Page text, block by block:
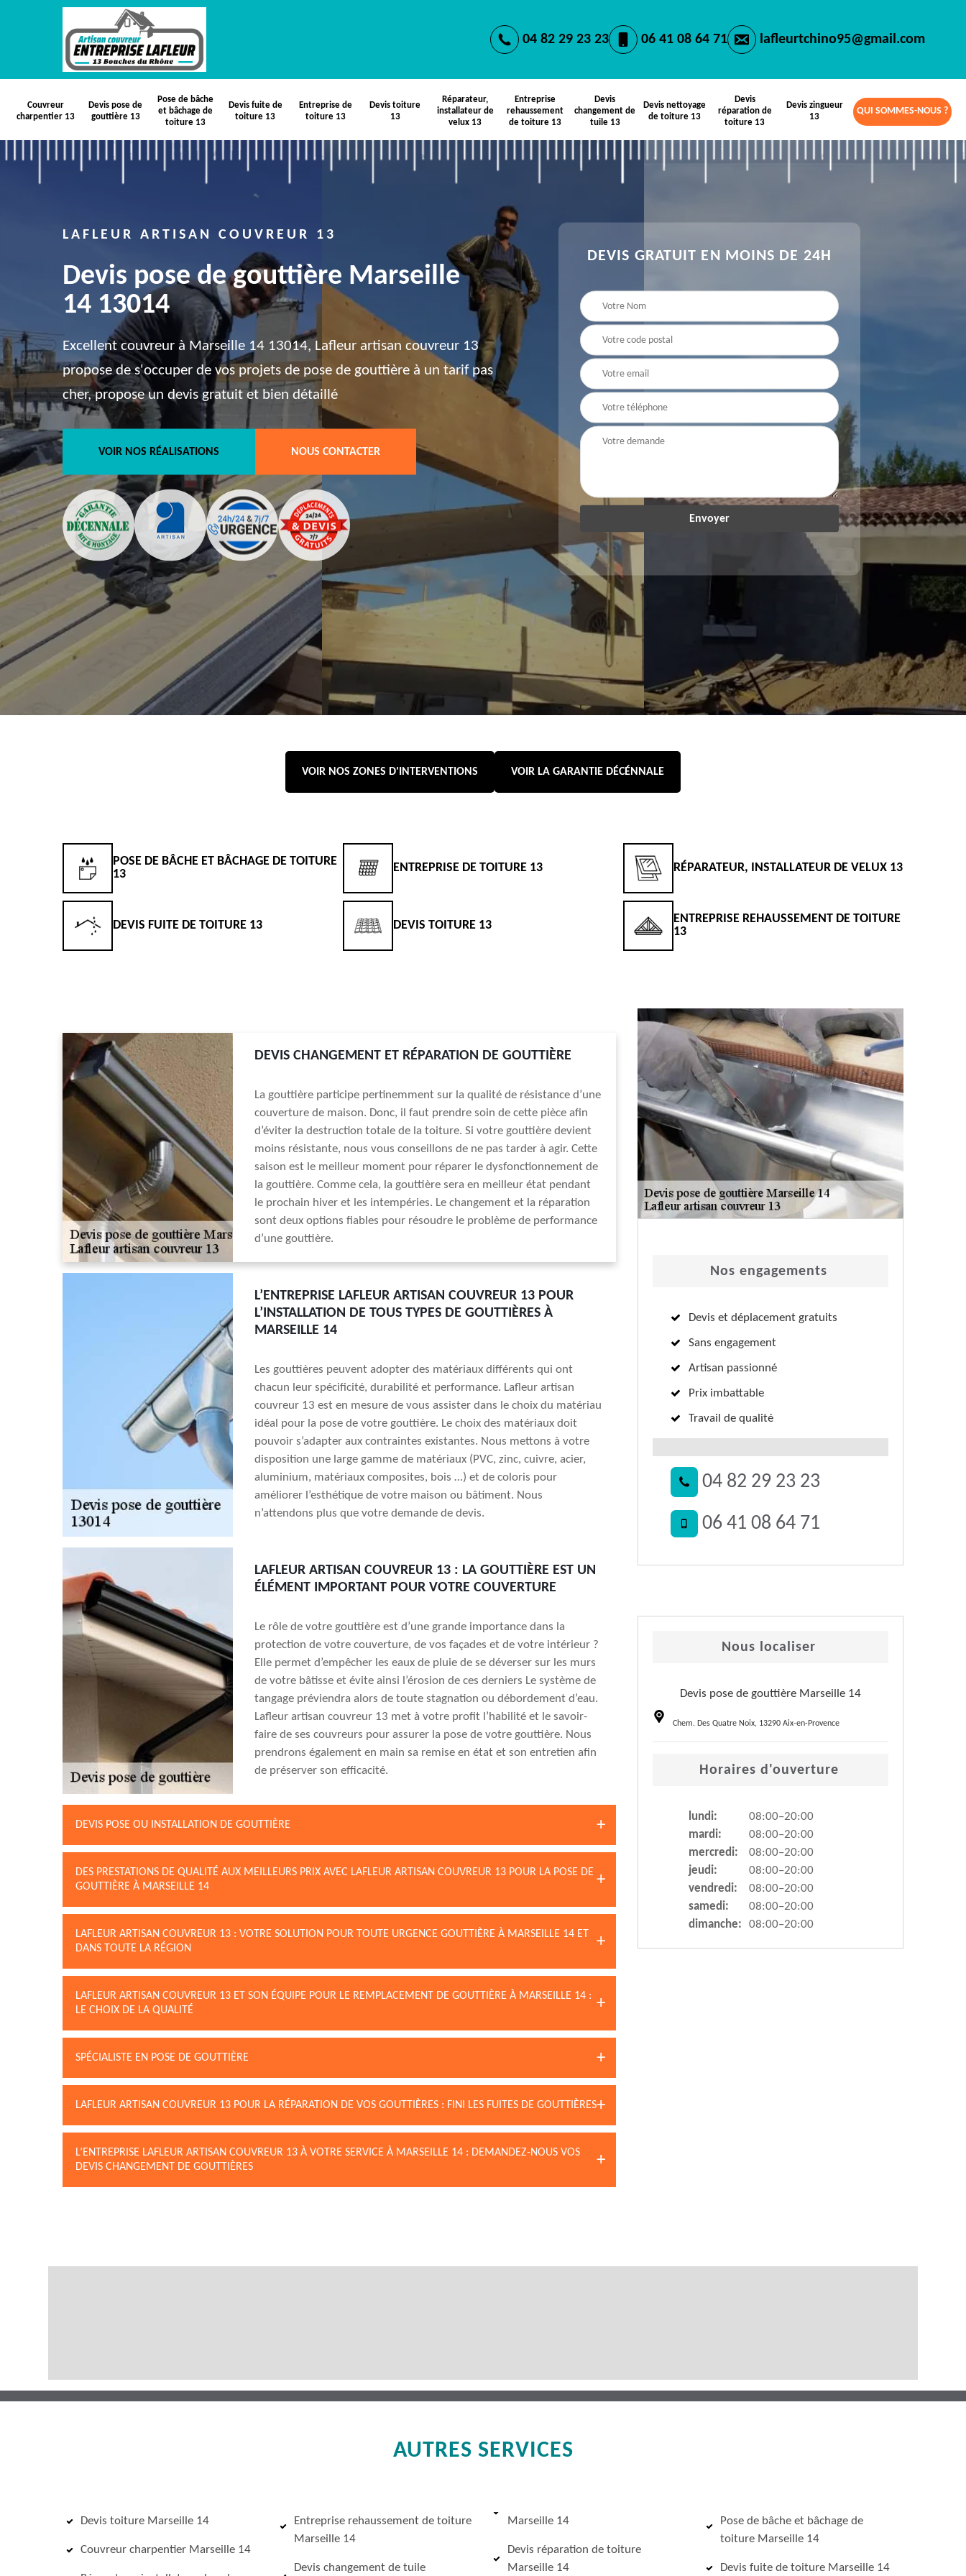
04 82 29 23 23 06 41 08 64 71 lafleurtchino95@gmail.com
Couvreur
charpentier 13
Devis pose de
gouttière 13
Pose de bâche
et bâchage de
toiture 13
Devis fuite de
toiture 13
Entreprise de
toiture 13
Devis toiture
13
Réparateur,
installateur de
velux 13
Entreprise
rehaussement
de toiture 13
Devis
changement de
tuile 13
Devis nettoyage
de toiture 13
Devis
réparation de
toiture 13
Devis zingueur
13
QUI SOMMES-NOUS ?
LAFLEUR ARTISAN COUVREUR 13
Devis pose de gouttière Marseille
14 13014
Excellent couvreur à Marseille 14 13014, Lafleur artisan couvreur 13
propose de s'occuper de vos projets de pose de gouttière à un tarif pas
cher, propose un devis gratuit et bien détaillé
VOIR NOS RÉALISATIONS NOUS CONTACTER
DEVIS GRATUIT EN MOINS DE 24H
VOIR NOS ZONES D'INTERVENTIONS VOIR LA GARANTIE DÉCÉNNALE
POSE DE BÂCHE ET BÂCHAGE DE TOITURE
13
DEVIS FUITE DE TOITURE 13
ENTREPRISE DE TOITURE 13
DEVIS TOITURE 13
RÉPARATEUR, INSTALLATEUR DE VELUX 13
ENTREPRISE REHAUSSEMENT DE TOITURE
13
DEVIS CHANGEMENT ET RÉPARATION DE GOUTTIÈRE
La gouttière participe pertinemment sur la qualité de résistance d’une
couverture de maison. Donc, il faut prendre soin de cette pièce afin
d’éviter la destruction totale de la toiture. Si votre gouttière devient
moins résistante, nous vous conseillons de ne pas tarder à agir. Cette
saison est le meilleur moment pour réparer le dysfonctionnement de
la gouttière. Comme cela, la gouttière sera en meilleur état pendant
le prochain hiver et les intempéries. Le changement et la réparation
sont deux options fiables pour résoudre le problème de performance
d’une gouttière.
L’ENTREPRISE LAFLEUR ARTISAN COUVREUR 13 POUR
L’INSTALLATION DE TOUS TYPES DE GOUTTIÈRES À
MARSEILLE 14
Les gouttières peuvent adopter des matériaux différents qui ont
chacun leur spécificité, durabilité et performance. Lafleur artisan
couvreur 13 est en mesure de vous assister dans le choix du matériau
idéal pour la pose de votre gouttière. Le choix des matériaux doit
pouvoir s’adapter aux contraintes existantes. Nous mettons à votre
disposition une large gamme de matériaux (PVC, zinc, cuivre, acier,
aluminium, matériaux composites, bois …) et de coloris pour
améliorer l’esthétique de votre maison ou bâtiment. Nous
n’attendons plus que votre demande de devis.
LAFLEUR ARTISAN COUVREUR 13 : LA GOUTTIÈRE EST UN
ÉLÉMENT IMPORTANT POUR VOTRE COUVERTURE
Le rôle de votre gouttière est d’une grande importance dans la
protection de votre couverture, de vos façades et de votre intérieur ?
Elle permet d’empêcher les eaux de pluie de se déverser sur les murs
de votre bâtisse et évite ainsi l’érosion de ces derniers Le système de
tangage préviendra alors de toute stagnation ou débordement d’eau.
Lafleur artisan couvreur 13 met à votre profit l’habilité et le savoir-
faire de ses couvreurs pour assurer la pose de votre gouttière. Nous
prendrons également en main sa remise en état et son entretien afin
de préserver son efficacité.
DEVIS POSE OU INSTALLATION DE GOUTTIÈRE
DES PRESTATIONS DE QUALITÉ AUX MEILLEURS PRIX AVEC LAFLEUR ARTISAN COUVREUR 13 POUR LA POSE DE
GOUTTIÈRE À MARSEILLE 14
LAFLEUR ARTISAN COUVREUR 13 : VOTRE SOLUTION POUR TOUTE URGENCE GOUTTIÈRE À MARSEILLE 14 ET
DANS TOUTE LA RÉGION
LAFLEUR ARTISAN COUVREUR 13 ET SON ÉQUIPE POUR LE REMPLACEMENT DE GOUTTIÈRE À MARSEILLE 14 :
LE CHOIX DE LA QUALITÉ
SPÉCIALISTE EN POSE DE GOUTTIÈRE
LAFLEUR ARTISAN COUVREUR 13 POUR LA RÉPARATION DE VOS GOUTTIÈRES : FINI LES FUITES DE GOUTTIÈRES
L’ENTREPRISE LAFLEUR ARTISAN COUVREUR 13 À VOTRE SERVICE À MARSEILLE 14 : DEMANDEZ-NOUS VOS
DEVIS CHANGEMENT DE GOUTTIÈRES
Nos engagements
Devis et déplacement gratuits
Sans engagement
Artisan passionné
Prix imbattable
Travail de qualité
04 82 29 23 23
06 41 08 64 71
Nous localiser
Devis pose de gouttière Marseille 14
Chem. Des Quatre Noix, 13290 Aix-en-Provence
Horaires d'ouverture
lundi:
08:00–20:00
mardi:
08:00–20:00
mercredi:
08:00–20:00
jeudi:
08:00–20:00
vendredi:
08:00–20:00
samedi:
08:00–20:00
dimanche:
08:00–20:00
AUTRES SERVICES
Devis toiture Marseille 14
Couvreur charpentier Marseille 14
Entreprise rehaussement de toiture
Marseille 14
Devis changement de tuile
Marseille 14
Devis réparation de toiture
Marseille 14
Pose de bâche et bâchage de
toiture Marseille 14
Devis fuite de toiture Marseille 14